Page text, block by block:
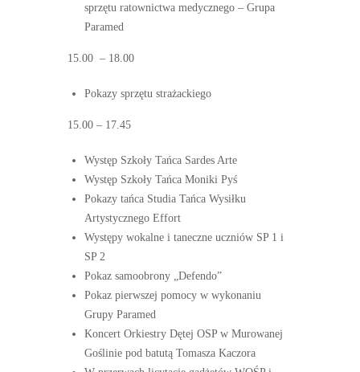
sprzętu ratownictwa medycznego – Grupa
Paramed
15.00 – 18.00
Pokazy sprzętu strażackiego
15.00 – 17.45
Występ Szkoły Tańca Sardes Arte
Występ Szkoły Tańca Moniki Pyś
Pokazy tańca Studia Tańca Wysiłku
Artystycznego Effort
Występy wokalne i taneczne uczniów SP 1 i
SP 2
Pokaz samoobrony „Defendo”
Pokaz pierwszej pomocy w wykonaniu
Grupy Paramed
Koncert Orkiestry Dętej OSP w Murowanej
Goślinie pod batutą Tomasza Kaczora